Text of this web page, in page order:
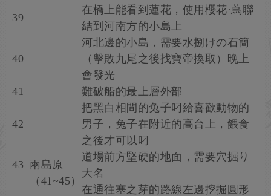
39
在橋上能看到蓮花，使用櫻花·蔦聯
結到河南方的小島上
40
河北邊的小島，需要水捌けの石簡
（擊敗九尾之後找寶帝換取）晚上
會發光
41
兩島原
（41~45）
難破船的最上層外部
42
把黑白相間的兔子叼給喜歡動物的
男子，兔子在附近的高台上，餵食
之後才可以叼
43
道場前方堅硬的地面，需要穴掘り
大名
在通往塞之芽的路線左邊挖掘圓形